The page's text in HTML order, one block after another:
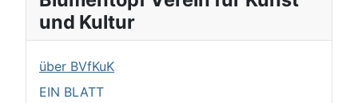
und Kultur
über BVfKuK
EIN BLATT